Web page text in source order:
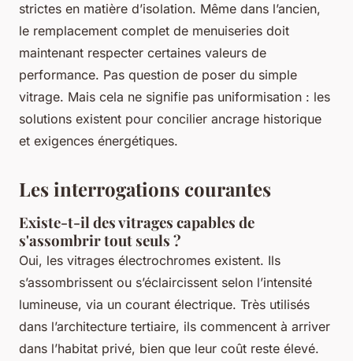
strictes en matière d’isolation. Même dans l’ancien,
le remplacement complet de menuiseries doit
maintenant respecter certaines valeurs de
performance. Pas question de poser du simple
vitrage. Mais cela ne signifie pas uniformisation : les
solutions existent pour concilier ancrage historique
et exigences énergétiques.
Les interrogations courantes
Existe-t-il des vitrages capables de
s'assombrir tout seuls ?
Oui, les vitrages électrochromes existent. Ils
s’assombrissent ou s’éclaircissent selon l’intensité
lumineuse, via un courant électrique. Très utilisés
dans l’architecture tertiaire, ils commencent à arriver
dans l’habitat privé, bien que leur coût reste élevé.